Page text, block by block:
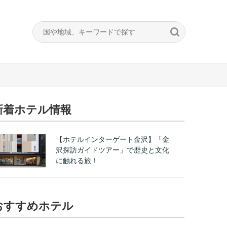
着ホテル情報
【ホテルインターゲート金沢】「金
沢探訪ガイドツアー」で歴史と文化
に触れる旅！
すすめホテル